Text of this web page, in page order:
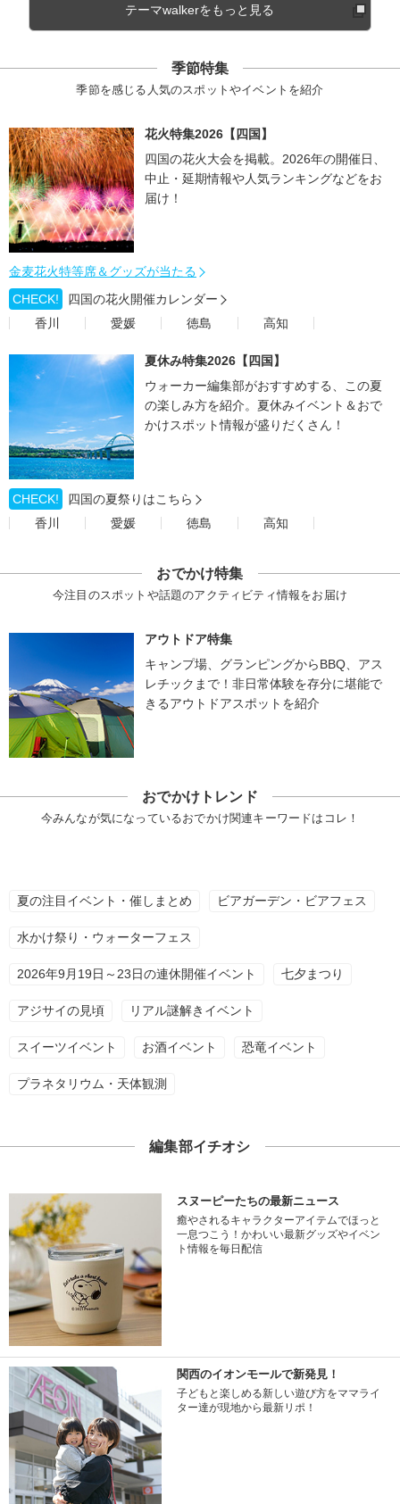
テーマwalkerをもっと見る
季節特集
季節を感じる人気のスポットやイベントを紹介
花火特集2026【四国】
四国の花火大会を掲載。2026年の開催日、
中止・延期情報や人気ランキングなどをお
届け！
金麦花火特等席＆グッズが当たる
CHECK!
四国の花火開催カレンダー
香川
愛媛 徳島 高知
夏休み特集2026【四国】
ウォーカー編集部がおすすめする、この夏
の楽しみ方を紹介。夏休みイベント＆おで
かけスポット情報が盛りだくさん！
CHECK!
四国の夏祭りはこちら
香川
愛媛 徳島 高知
おでかけ特集
今注目のスポットや話題のアクティビティ情報をお届け
アウトドア特集
キャンプ場、グランピングからBBQ、アス
レチックまで！非日常体験を存分に堪能で
きるアウトドアスポットを紹介
おでかけトレンド
今みんなが気になっているおでかけ関連キーワードはコレ！
夏の注目イベント・催しまとめ ビアガーデン・ビアフェス
水かけ祭り・ウォーターフェス
2026年9月19日～23日の連休開催イベント 七夕まつり
アジサイの見頃 リアル謎解きイベント
スイーツイベント お酒イベント 恐竜イベント
プラネタリウム・天体観測
編集部イチオシ
スヌーピーたちの最新ニュース
癒やされるキャラクターアイテムでほっと
一息つこう！かわいい最新グッズやイベン
ト情報を毎日配信
関西のイオンモールで新発見！
子どもと楽しめる新しい遊び方をママライ
ター達が現地から最新リポ！